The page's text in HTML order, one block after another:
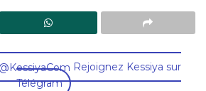
Rejoignez Kessiya sur
Télégram